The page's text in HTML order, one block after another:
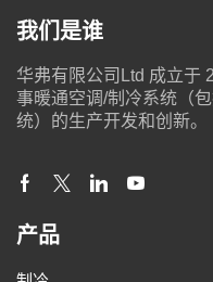
我们是谁
华弗有限公司Ltd 成立于
事暖通空调/制冷系统（
统）的生产开发和创新。
产品